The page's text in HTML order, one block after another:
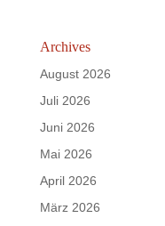
Archives
August 2026
Juli 2026
Juni 2026
Mai 2026
April 2026
März 2026